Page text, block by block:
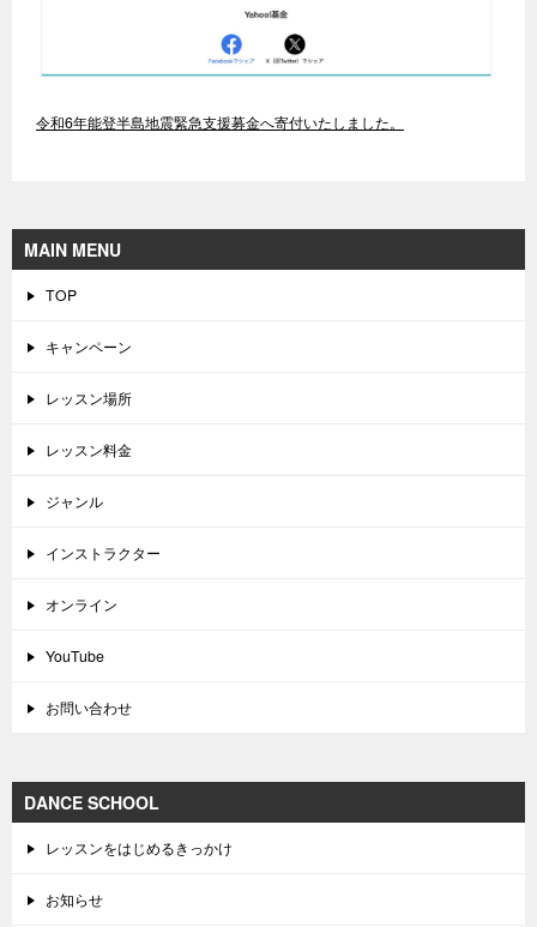
令和6年能登半島地震緊急支援募金へ寄付いたしました。
MAIN MENU
TOP
キャンペーン
レッスン場所
レッスン料金
ジャンル
インストラクター
オンライン
YouTube
お問い合わせ
DANCE SCHOOL
レッスンをはじめるきっかけ
お知らせ